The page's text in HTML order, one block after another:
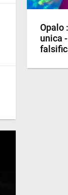
Opalo
unica